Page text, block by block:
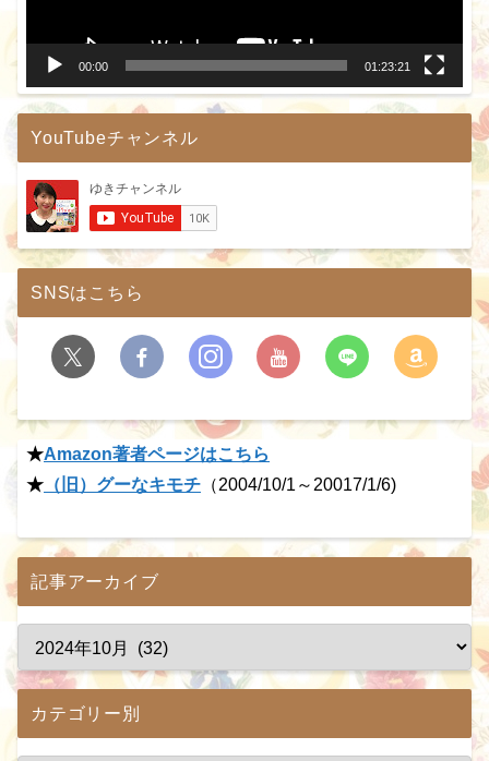
00:00 01:23:21
YouTubeチャンネル
SNSはこちら
★Amazon著者ページはこちら
★ （旧）グーなキモチ （2004/10/1～20017/1/6)
記事アーカイブ
カテゴリー別